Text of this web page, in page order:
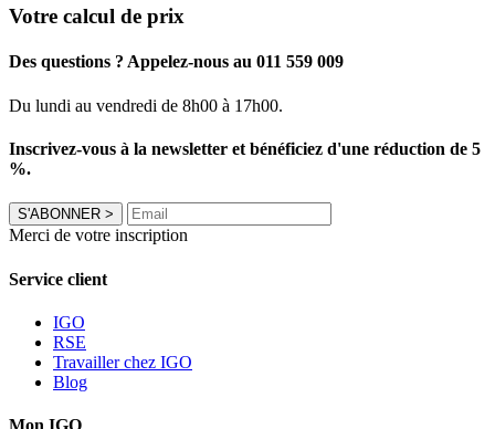
Votre calcul de prix
Des questions ? Appelez-nous au 011 559 009
Du lundi au vendredi de 8h00 à 17h00.
Inscrivez-vous à la newsletter et bénéficiez d'une réduction de 5
%.
S'ABONNER >
Merci de votre inscription
Service client
IGO
RSE
Travailler chez IGO
Blog
Mon IGO